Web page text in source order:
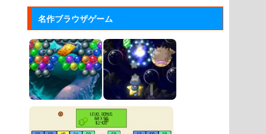
くパズルゲーム。
Mole Kingdom De...
モグラ王国のヒーローたちがチームで
敵の侵攻を食い止める防衛ゲ...
名作ブラウザゲーム